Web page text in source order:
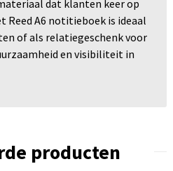
dat klanten keer op
Reed A6 notitieboek is ideaal
of als relatiegeschenk voor
en visibiliteit in
producten